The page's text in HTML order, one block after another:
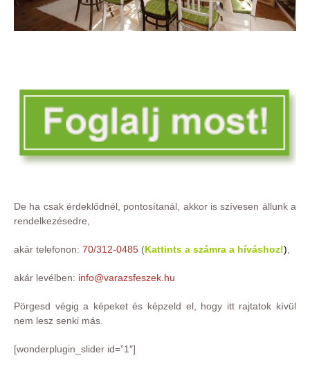
De ha csak érdeklődnél, pontosítanál, akkor is szívesen állunk a
rendelkezésedre,
akár telefonon: 70/312-0485 (Kattints a számra a híváshoz!),
akár levélben: info@varazsfeszek.hu
Pörgesd végig a képeket és képzeld el, hogy itt rajtatok kívül
nem lesz senki más.
[wonderplugin_slider id=”1″]